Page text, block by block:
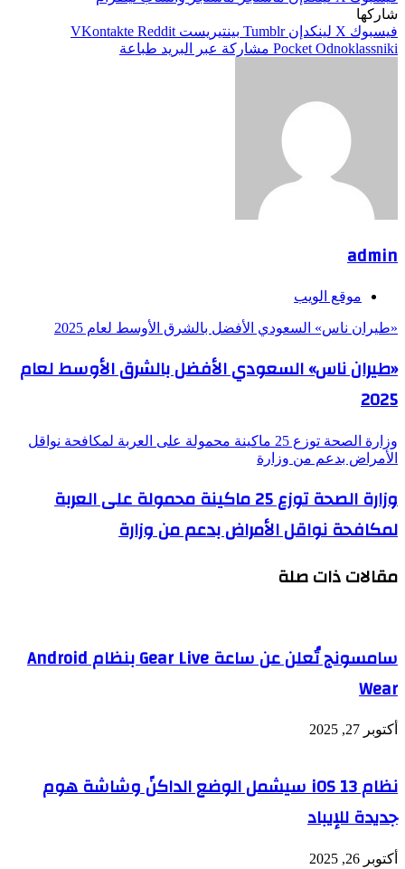
شاركها
فيسبوك ‫X لينكدإن بينتيريست
Odnoklassniki
‫Pocket مشاركة عبر البريد طباعة
admin
موقع الويب
«طيران ناس» السعودي الأفضل بالشرق الأوسط لعام 2025
«طيران ناس» السعودي الأفضل بالشرق الأوسط لعام
2025
وزارة الصحة توزع 25 ماكينة محمولة على العربة لمكافحة نواقل
الأمراض بدعم من وزارة
وزارة الصحة توزع 25 ماكينة محمولة على العربة
لمكافحة نواقل الأمراض بدعم من وزارة
مقالات ذات صلة
سامسونج تُعلن عن ساعة Gear Live بنظام Android
Wear
أكتوبر 27, 2025
نظام iOS 13 سيشمل الوضع الداكنً وشاشة هوم
جديدة للإيباد
أكتوبر 26, 2025